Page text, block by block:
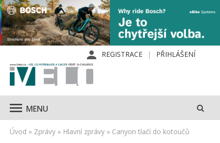
REGISTRACE PŘIHLÁŠENÍ
MENU
Úvod » Zprávy » Hlavní zprávy » Canyon tlačí do kotoučů